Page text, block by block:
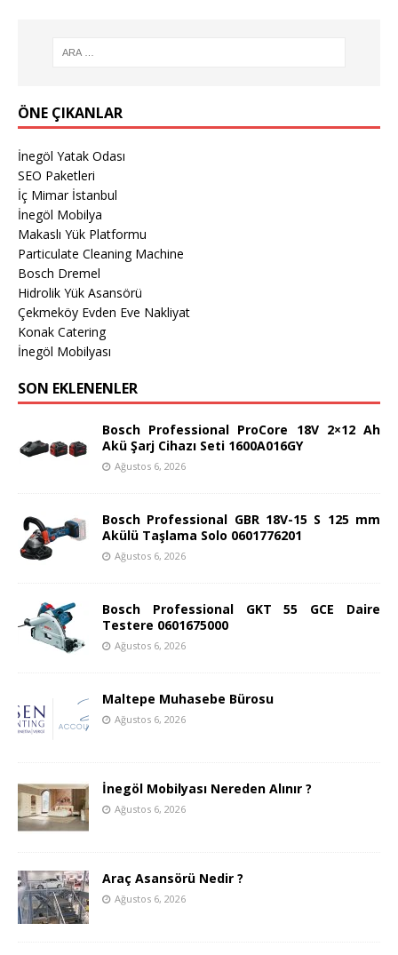
ÖNE ÇIKANLAR
İnegöl Yatak Odası
SEO Paketleri
İç Mimar İstanbul
İnegöl Mobilya
Makaslı Yük Platformu
Particulate Cleaning Machine
Bosch Dremel
Hidrolik Yük Asansörü
Çekmeköy Evden Eve Nakliyat
Konak Catering
İnegöl Mobilyası
SON EKLENENLER
Bosch Professional ProCore 18V 2×12 Ah
Akü Şarj Cihazı Seti 1600A016GY
Ağustos 6, 2026
Bosch Professional GBR 18V-15 S 125 mm
Akülü Taşlama Solo 0601776201
Ağustos 6, 2026
Bosch Professional GKT 55 GCE Daire
Testere 0601675000
Ağustos 6, 2026
Maltepe Muhasebe Bürosu
Ağustos 6, 2026
İnegöl Mobilyası Nereden Alınır ?
Ağustos 6, 2026
Araç Asansörü Nedir ?
Ağustos 6, 2026